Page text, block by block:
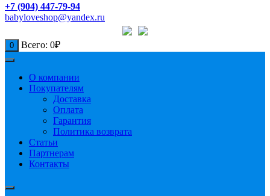
+7 (904) 447-79-94
babyloveshop@yandex.ru
0 Всего: 0₽
О компании
Покупателям
Доставка
Оплата
Гарантия
Политика возврата
Статьи
Партнерам
Контакты